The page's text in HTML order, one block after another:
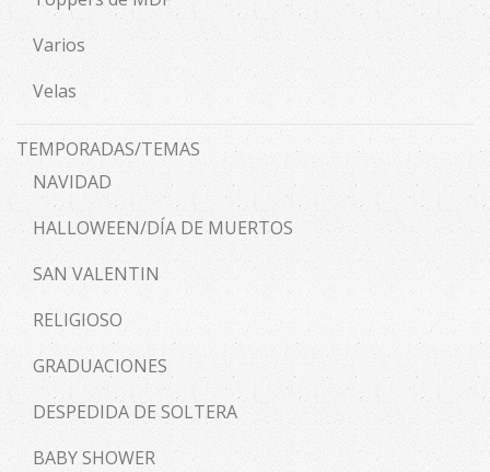
Varios
Velas
TEMPORADAS/TEMAS
NAVIDAD
HALLOWEEN/DÍA DE MUERTOS
SAN VALENTIN
RELIGIOSO
GRADUACIONES
DESPEDIDA DE SOLTERA
BABY SHOWER